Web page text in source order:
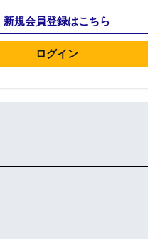
新規会員登録はこちら
ログイン